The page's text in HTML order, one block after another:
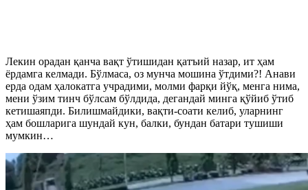
Лекин орадан қанча вақт ўтишидан қатъий назар, ит ҳам
ёрдамга келмади. Бўлмаса, оз мунча мошина ўтдими?! Анави
ерда одам ҳалокатга учрадими, молми фарқи йўқ, менга нима,
мени ўзим тинч бўлсам бўлдида, дегандай минга қўйиб ўтиб
кетишаяпди. Билишмайдики, вақти-соати келиб, уларнинг
ҳам бошларига шундай кун, балки, бундан батари тушиши
мумкин…